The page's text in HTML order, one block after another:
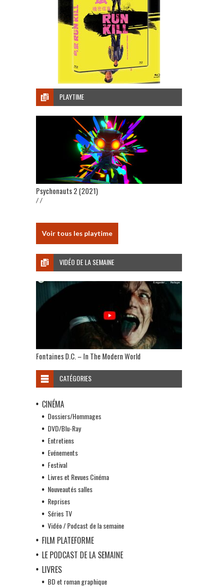
PLAYTIME
Psychonauts 2 (2021)
/ /
Voir tous les playtime
VIDÉO DE LA SEMAINE
Fontaines D.C. – In The Modern World
CATÉGORIES
CINÉMA
Dossiers/Hommages
DVD/Blu-Ray
Entretiens
Evénements
Festival
Livres et Revues Cinéma
Nouveautés salles
Reprises
Séries TV
Vidéo / Podcast de la semaine
FILM PLATEFORME
LE PODCAST DE LA SEMAINE
LIVRES
BD et roman graphique